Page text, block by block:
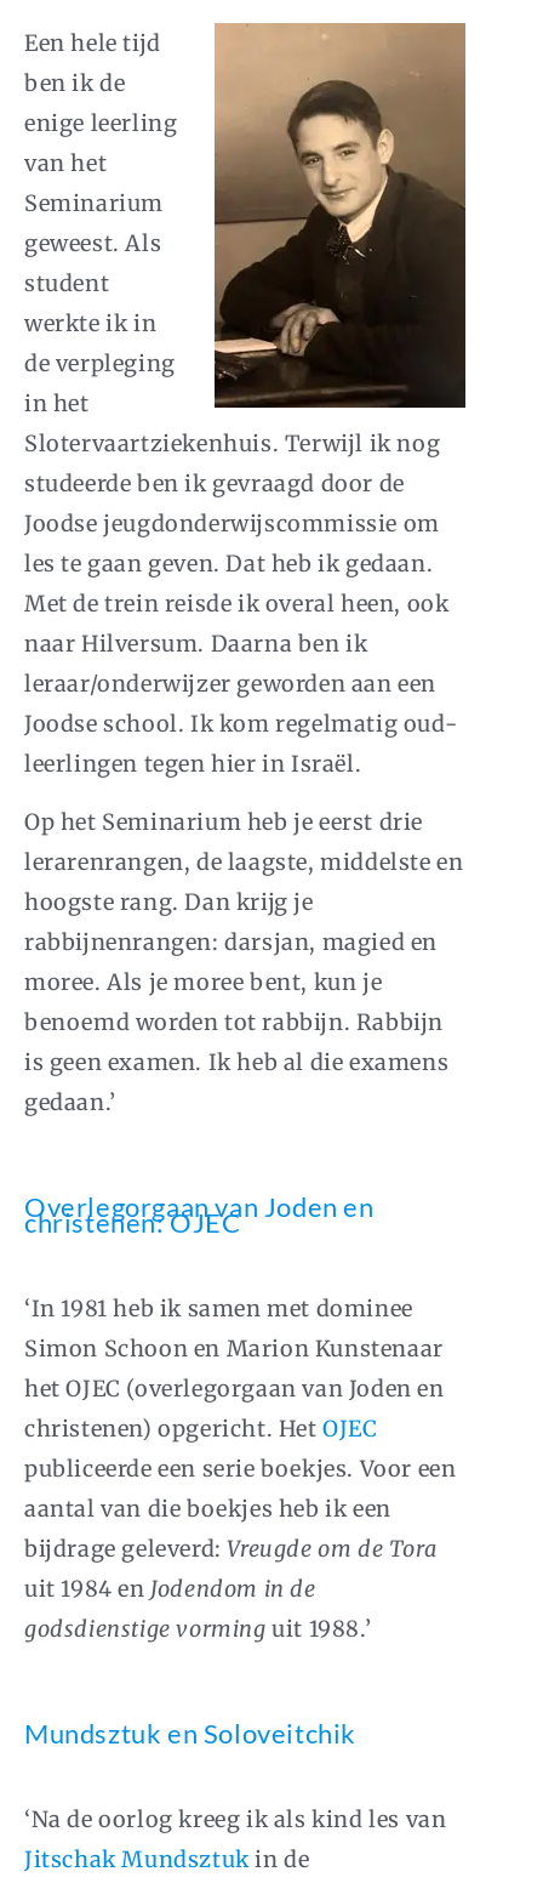
Een hele tijd
ben ik de
enige leerling
van het
Seminarium
geweest. Als
student
werkte ik in
de verpleging
in het
Slotervaartziekenhuis. Terwijl ik nog
studeerde ben ik gevraagd door de
Joodse jeugdonderwijscommissie om
les te gaan geven. Dat heb ik gedaan.
Met de trein reisde ik overal heen, ook
naar Hilversum. Daarna ben ik
leraar/onderwijzer geworden aan een
Joodse school. Ik kom regelmatig oud-
leerlingen tegen hier in Israël.
Op het Seminarium heb je eerst drie
lerarenrangen, de laagste, middelste en
hoogste rang. Dan krijg je
rabbijnenrangen: darsjan, magied en
moree. Als je moree bent, kun je
benoemd worden tot rabbijn. Rabbijn
is geen examen. Ik heb al die examens
gedaan.’
Overlegorgaan van Joden en
christenen: OJEC
‘In 1981 heb ik samen met dominee
Simon Schoon en Marion Kunstenaar
het OJEC (overlegorgaan van Joden en
christenen) opgericht. HetOJEC
publiceerde een serie boekjes. Voor een
aantal van die boekjes heb ik een
bijdrage geleverd:Vreugde om de Tora
uit 1984 en Jodendom in de
godsdienstige vorming uit 1988.’
Mundsztuk en Soloveitchik
‘Na de oorlog kreeg ik als kind les van
Jitschak Mundsztukin de